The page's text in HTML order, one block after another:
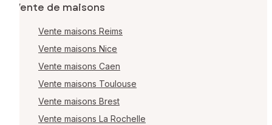
Vente de maisons
Vente maisons Reims
Vente maisons Nice
Vente maisons Caen
Vente maisons Toulouse
Vente maisons Brest
Vente maisons La Rochelle